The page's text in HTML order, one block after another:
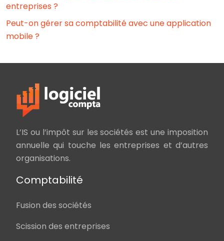
entreprises ?
Peut-on gérer sa comptabilité avec une application
mobile ?
L’IS ou l’impôt sur les sociétés est une imposition
annuelle qui touche les entreprises et d’autres
organisations.
Comptabilité
Fusion des sociétés
Scission des entreprises